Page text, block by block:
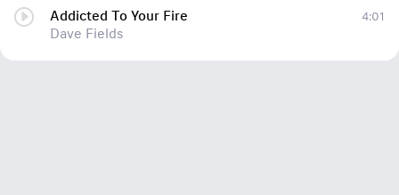
Addicted To Your Fire
Dave Fields
4:01